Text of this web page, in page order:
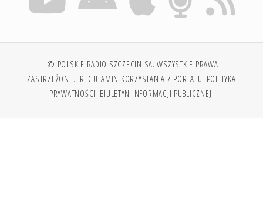
© POLSKIE RADIO SZCZECIN SA. WSZYSTKIE PRAWA
ZASTRZEŻONE. REGULAMIN KORZYSTANIA Z PORTALU POLITYKA
PRYWATNOŚCI BIULETYN INFORMACJI PUBLICZNEJ